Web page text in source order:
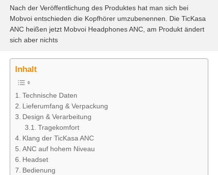
Nach der Veröffentlichung des Produktes hat man sich bei
Mobvoi entschieden die Kopfhörer umzubenennen. Die TicKasa
ANC heißen jetzt Mobvoi Headphones ANC, am Produkt ändert
sich aber nichts
Inhalt
Technische Daten
Lieferumfang & Verpackung
Design & Verarbeitung
Tragekomfort
Klang der TicKasa ANC
ANC auf hohem Niveau
Headset
Bedienung